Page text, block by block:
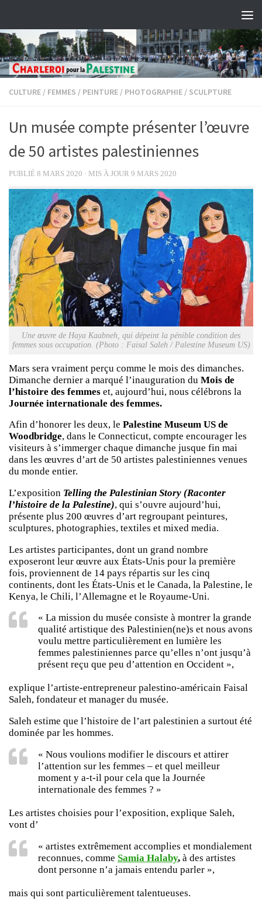
CULTURE / FEMMES / PEINTURE / PHOTOGRAPHIE / SCULPTURE
Un musée compte présenter l’œuvre
de 50 artistes palestiniennes
PUBLIÉ 8 MARS 2020 · MIS À JOUR 9 MARS 2020
Une œuvre de Haya Kaabneh, qui dépeint la pénible condition des
femmes sous occupation. (Photo : Faisal Saleh / Palestine Museum US)
Mars sera vraiment perçu comme le mois des dimanches.
Dimanche dernier a marqué l’inauguration du Mois de
l’histoire des femmes et, aujourd’hui, nous célébrons la
Journée internationale des femmes.
Afin d’honorer les deux, le Palestine Museum US de
Woodbridge, dans le Connecticut, compte encourager les
visiteurs à s’immerger chaque dimanche jusque fin mai
dans les œuvres d’art de 50 artistes palestiniennes venues
du monde entier.
L’exposition Telling the Palestinian Story (Raconter
l’histoire de la Palestine), qui s’ouvre aujourd’hui,
présente plus 200 œuvres d’art regroupant peintures,
sculptures, photographies, textiles et mixed media.
Les artistes participantes, dont un grand nombre
exposeront leur œuvre aux États-Unis pour la première
fois, proviennent de 14 pays répartis sur les cinq
continents, dont les États-Unis et le Canada, la Palestine, le
Kenya, le Chili, l’Allemagne et le Royaume-Uni.
« La mission du musée consiste à montrer la grande
qualité artistique des Palestinien(ne)s et nous avons
voulu mettre particulièrement en lumière les
femmes palestiniennes parce qu’elles n’ont jusqu’à
présent reçu que peu d’attention en Occident »,
explique l’artiste-entrepreneur palestino-américain Faisal
Saleh, fondateur et manager du musée.
Saleh estime que l’histoire de l’art palestinien a surtout été
dominée par les hommes.
« Nous voulions modifier le discours et attirer
l’attention sur les femmes – et quel meilleur
moment y a-t-il pour cela que la Journée
internationale des femmes ? »
Les artistes choisies pour l’exposition, explique Saleh,
vont d’
« artistes extrêmement accomplies et mondialement
reconnues, comme Samia Halaby, à des artistes
dont personne n’a jamais entendu parler »,
mais qui sont particulièrement talentueuses.